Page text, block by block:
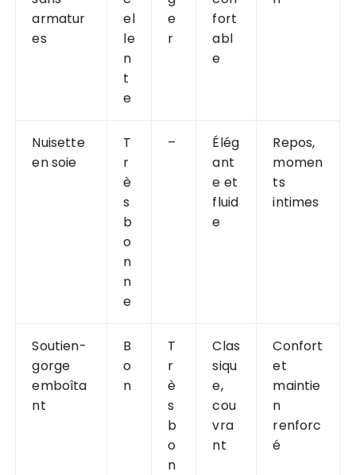
armatur
es
el
le
n
t
e
e
r
fort
abl
e
Nuisette
en soie
T
r
è
s
b
o
n
n
e
–
Élég
ant
e et
fluid
e
Repos,
momen
ts
intimes
Soutien-
gorge
emboîta
nt
B
o
n
T
r
è
s
b
o
n
Clas
siqu
e,
cou
vra
nt
Confort
et
maintie
n
renforc
é